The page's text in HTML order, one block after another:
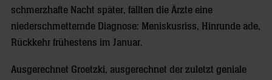
schmerzhafte Nacht später, fällten die Ärzte eine
niederschmetternde Diagnose: Meniskusriss, Hinrunde ade,
Rückkehr frühestens im Januar.
Ausgerechnet Groetzki, ausgerechnet der zuletzt geniale